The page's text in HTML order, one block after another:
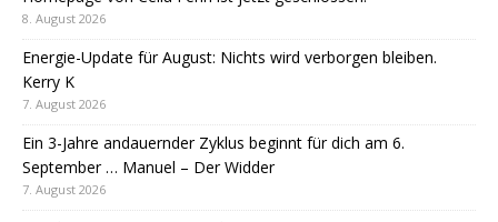
8. August 2026
Energie-Update für August: Nichts wird verborgen bleiben.
Kerry K
7. August 2026
Ein 3-Jahre andauernder Zyklus beginnt für dich am 6.
September … Manuel – Der Widder
7. August 2026